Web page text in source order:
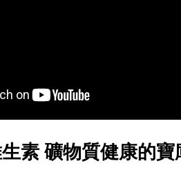
素 礦物質健康的